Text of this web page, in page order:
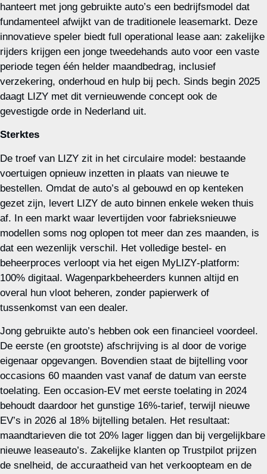
hanteert met jong gebruikte auto’s een bedrijfsmodel dat
fundamenteel afwijkt van de traditionele leasemarkt. Deze
innovatieve speler biedt full operational lease aan: zakelijke
rijders krijgen een jonge tweedehands auto voor een vaste
periode tegen één helder maandbedrag, inclusief
verzekering, onderhoud en hulp bij pech. Sinds begin 2025
daagt LIZY met dit vernieuwende concept ook de
gevestigde orde in Nederland uit.
Sterktes
De troef van LIZY zit in het circulaire model: bestaande
voertuigen opnieuw inzetten in plaats van nieuwe te
bestellen. Omdat de auto’s al gebouwd en op kenteken
gezet zijn, levert LIZY de auto binnen enkele weken thuis
af. In een markt waar levertijden voor fabrieksnieuwe
modellen soms nog oplopen tot meer dan zes maanden, is
dat een wezenlijk verschil. Het volledige bestel‑ en
beheerproces verloopt via het eigen MyLIZY‑platform:
100% digitaal. Wagenparkbeheerders kunnen altijd en
overal hun vloot beheren, zonder papierwerk of
tussenkomst van een dealer.
Jong gebruikte auto’s hebben ook een financieel voordeel.
De eerste (en grootste) afschrijving is al door de vorige
eigenaar opgevangen. Bovendien staat de bijtelling voor
occasions 60 maanden vast vanaf de datum van eerste
toelating. Een occasion‑EV met eerste toelating in 2024
behoudt daardoor het gunstige 16%‑tarief, terwijl nieuwe
EV’s in 2026 al 18% bijtelling betalen. Het resultaat:
maandtarieven die tot 20% lager liggen dan bij vergelijkbare
nieuwe leaseauto’s. Zakelijke klanten op Trustpilot prijzen
de snelheid, de accuraatheid van het verkoopteam en de